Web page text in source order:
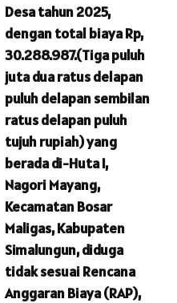
Desa tahun 2025,
dengan total biaya Rp,
30.288.987.(Tiga puluh
juta dua ratus delapan
puluh delapan sembilan
ratus delapan puluh
tujuh rupiah) yang
berada di-Huta I,
Nagori Mayang,
Kecamatan Bosar
Maligas, Kabupaten
Simalungun, diduga
tidak sesuai Rencana
Anggaran Biaya (RAP),